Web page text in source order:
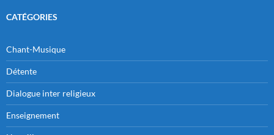
CATÉGORIES
Chant-Musique
Détente
Dialogue inter religieux
Enseignement